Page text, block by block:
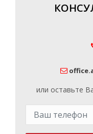
или оставьте